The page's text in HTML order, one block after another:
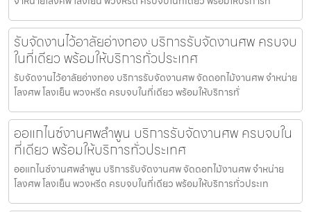
รับจัดงานไว้อาลัยอ่างทอง บริการรับจัดงานศพ ครบจบ
ในที่เดียว พร้อมให้บริการทั่วประเทศ
รับจัดงานไว้อาลัยอ่างทอง บริการรับจัดงานศพ จัดดอกไม้งานศพ จำหน่าย
โลงศพ โลงเย็น พวงหรีด ครบจบในที่เดียว พร้อมให้บริการทั่
ออแกไนซ์งานศพลำพูน บริการรับจัดงานศพ ครบจบใน
ที่เดียว พร้อมให้บริการทั่วประเทศ
ออแกไนซ์งานศพลำพูน บริการรับจัดงานศพ จัดดอกไม้งานศพ จำหน่าย
โลงศพ โลงเย็น พวงหรีด ครบจบในที่เดียว พร้อมให้บริการทั่วประเท